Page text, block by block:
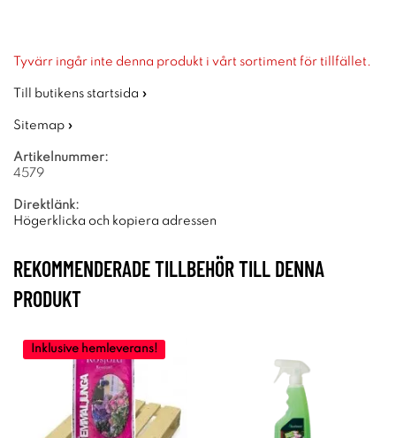
Tyvärr ingår inte denna produkt i vårt sortiment för tillfället.
Till butikens startsida »
Sitemap »
Artikelnummer:
4579
Direktlänk:
Högerklicka och kopiera adressen
REKOMMENDERADE TILLBEHÖR TILL DENNA
PRODUKT
Inklusive hemleverans!